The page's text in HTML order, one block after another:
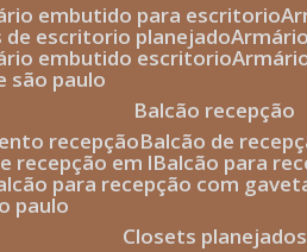
embutido para escritorio
de escritorio planejado
embutido escritorio
são paulo
balcão recepção
recepção balcão de
recepção em l balcão para
para recepção com
paulo
closets planejados